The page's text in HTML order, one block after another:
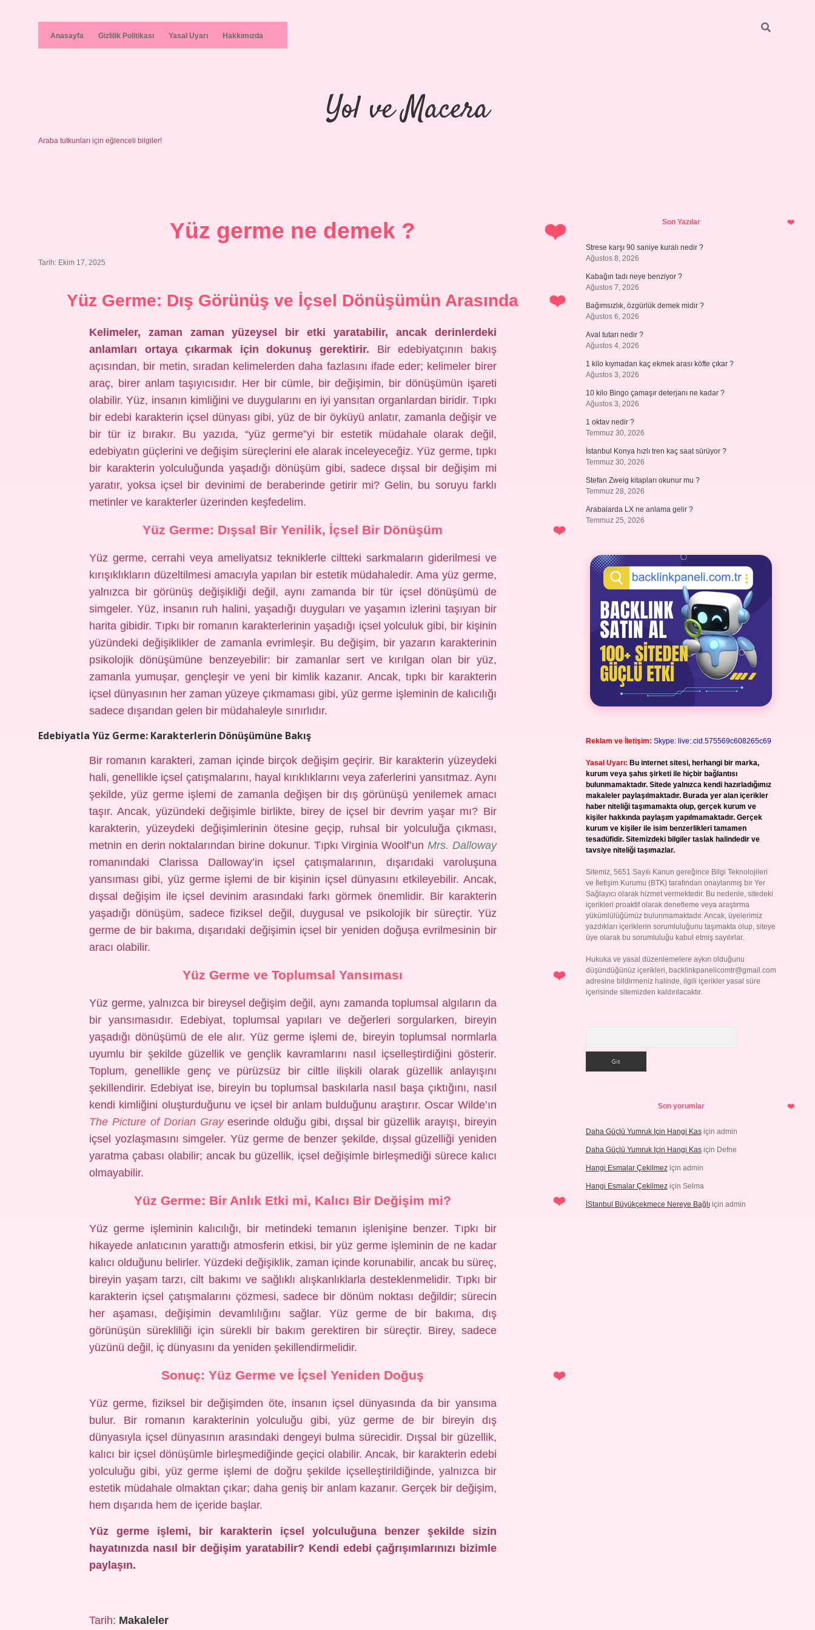
Anasayfa Gizlilik Politikası Yasal Uyarı Hakkımızda
Yol ve Macera
Araba tutkunları için eğlenceli bilgiler!
Yüz germe ne demek ?
Tarih: Ekim 17, 2025
Yüz Germe: Dış Görünüş ve İçsel Dönüşümün Arasında
Kelimeler, zaman zaman yüzeysel bir etki yaratabilir, ancak derinlerdeki
anlamları ortaya çıkarmak için dokunuş gerektirir. Bir edebiyatçının bakış
açısından, bir metin, sıradan kelimelerden daha fazlasını ifade eder; kelimeler birer
araç, birer anlam taşıyıcısıdır. Her bir cümle, bir değişimin, bir dönüşümün işareti
olabilir. Yüz, insanın kimliğini ve duygularını en iyi yansıtan organlardan biridir. Tıpkı
bir edebi karakterin içsel dünyası gibi, yüz de bir öyküyü anlatır, zamanla değişir ve
bir tür iz bırakır. Bu yazıda, “yüz germe”yi bir estetik müdahale olarak değil,
edebiyatın güçlerini ve değişim süreçlerini ele alarak inceleyeceğiz. Yüz germe, tıpkı
bir karakterin yolculuğunda yaşadığı dönüşüm gibi, sadece dışsal bir değişim mi
yaratır, yoksa içsel bir devinimi de beraberinde getirir mi? Gelin, bu soruyu farklı
metinler ve karakterler üzerinden keşfedelim.
Yüz Germe: Dışsal Bir Yenilik, İçsel Bir Dönüşüm
Yüz germe, cerrahi veya ameliyatsız tekniklerle ciltteki sarkmaların giderilmesi ve
kırışıklıkların düzeltilmesi amacıyla yapılan bir estetik müdahaledir. Ama yüz germe,
yalnızca bir görünüş değişikliği değil, aynı zamanda bir tür içsel dönüşümü de
simgeler. Yüz, insanın ruh halini, yaşadığı duyguları ve yaşamın izlerini taşıyan bir
harita gibidir. Tıpkı bir romanın karakterlerinin yaşadığı içsel yolculuk gibi, bir kişinin
yüzündeki değişiklikler de zamanla evrimleşir. Bu değişim, bir yazarın karakterinin
psikolojik dönüşümüne benzeyebilir: bir zamanlar sert ve kırılgan olan bir yüz,
zamanla yumuşar, gençleşir ve yeni bir kimlik kazanır. Ancak, tıpkı bir karakterin
içsel dünyasının her zaman yüzeye çıkmaması gibi, yüz germe işleminin de kalıcılığı
sadece dışarıdan gelen bir müdahaleyle sınırlıdır.
Edebiyatla Yüz Germe: Karakterlerin Dönüşümüne Bakış
Bir romanın karakteri, zaman içinde birçok değişim geçirir. Bir karakterin yüzeydeki
hali, genellikle içsel çatışmalarını, hayal kırıklıklarını veya zaferlerini yansıtmaz. Aynı
şekilde, yüz germe işlemi de zamanla değişen bir dış görünüşü yenilemek amacı
taşır. Ancak, yüzündeki değişimle birlikte, birey de içsel bir devrim yaşar mı? Bir
karakterin, yüzeydeki değişimlerinin ötesine geçip, ruhsal bir yolculuğa çıkması,
metnin en derin noktalarından birine dokunur. Tıpkı Virginia Woolf’un Mrs. Dalloway
romanındaki Clarissa Dalloway’in içsel çatışmalarının, dışarıdaki varoluşuna
yansıması gibi, yüz germe işlemi de bir kişinin içsel dünyasını etkileyebilir. Ancak,
dışsal değişim ile içsel devinim arasındaki farkı görmek önemlidir. Bir karakterin
yaşadığı dönüşüm, sadece fiziksel değil, duygusal ve psikolojik bir süreçtir. Yüz
germe de bir bakıma, dışarıdaki değişimin içsel bir yeniden doğuşa evrilmesinin bir
aracı olabilir.
Yüz Germe ve Toplumsal Yansıması
Yüz germe, yalnızca bir bireysel değişim değil, aynı zamanda toplumsal algıların da
bir yansımasıdır. Edebiyat, toplumsal yapıları ve değerleri sorgularken, bireyin
yaşadığı dönüşümü de ele alır. Yüz germe işlemi de, bireyin toplumsal normlarla
uyumlu bir şekilde güzellik ve gençlik kavramlarını nasıl içselleştirdiğini gösterir.
Toplum, genellikle genç ve pürüzsüz bir ciltle ilişkili olarak güzellik anlayışını
şekillendirir. Edebiyat ise, bireyin bu toplumsal baskılarla nasıl başa çıktığını, nasıl
kendi kimliğini oluşturduğunu ve içsel bir anlam bulduğunu araştırır. Oscar Wilde’ın
The Picture of Dorian Grayeserinde olduğu gibi, dışsal bir güzellik arayışı, bireyin
içsel yozlaşmasını simgeler. Yüz germe de benzer şekilde, dışsal güzelliği yeniden
yaratma çabası olabilir; ancak bu güzellik, içsel değişimle birleşmediği sürece kalıcı
olmayabilir.
Yüz Germe: Bir Anlık Etki mi, Kalıcı Bir Değişim mi?
Yüz germe işleminin kalıcılığı, bir metindeki temanın işlenişine benzer. Tıpkı bir
hikayede anlatıcının yarattığı atmosferin etkisi, bir yüz germe işleminin de ne kadar
kalıcı olduğunu belirler. Yüzdeki değişiklik, zaman içinde korunabilir, ancak bu süreç,
bireyin yaşam tarzı, cilt bakımı ve sağlıklı alışkanlıklarla desteklenmelidir. Tıpkı bir
karakterin içsel çatışmalarını çözmesi, sadece bir dönüm noktası değildir; sürecin
her aşaması, değişimin devamlılığını sağlar. Yüz germe de bir bakıma, dış
görünüşün sürekliliği için sürekli bir bakım gerektiren bir süreçtir. Birey, sadece
yüzünü değil, iç dünyasını da yeniden şekillendirmelidir.
Sonuç: Yüz Germe ve İçsel Yeniden Doğuş
Yüz germe, fiziksel bir değişimden öte, insanın içsel dünyasında da bir yansıma
bulur. Bir romanın karakterinin yolculuğu gibi, yüz germe de bir bireyin dış
dünyasıyla içsel dünyasının arasındaki dengeyi bulma sürecidir. Dışsal bir güzellik,
kalıcı bir içsel dönüşümle birleşmediğinde geçici olabilir. Ancak, bir karakterin edebi
yolculuğu gibi, yüz germe işlemi de doğru şekilde içselleştirildiğinde, yalnızca bir
estetik müdahale olmaktan çıkar; daha geniş bir anlam kazanır. Gerçek bir değişim,
hem dışarıda hem de içeride başlar.
Yüz germe işlemi, bir karakterin içsel yolculuğuna benzer şekilde sizin
hayatınızda nasıl bir değişim yaratabilir? Kendi edebi çağrışımlarınızı bizimle
paylaşın.
Tarih: Makaleler
SidebarSon Yazılar
Strese karşı 90 saniye kuralı nedir ?
Ağustos 8, 2026
Kabağın tadı neye benziyor ?
Ağustos 7, 2026
Bağımsızlık, özgürlük demek midir ?
Ağustos 6, 2026
Aval tutarı nedir ?
Ağustos 4, 2026
1 kilo kıymadan kaç ekmek arası köfte çıkar ?
Ağustos 3, 2026
10 kilo Bingo çamaşır deterjanı ne kadar ?
Ağustos 3, 2026
1 oktav nedir ?
Temmuz 30, 2026
İstanbul Konya hızlı tren kaç saat sürüyor ?
Temmuz 30, 2026
Stefan Zweig kitapları okunur mu ?
Temmuz 28, 2026
Arabalarda LX ne anlama gelir ?
Temmuz 25, 2026
Reklam ve İletişim: Skype: live:.cid.575569c608265c69
Yasal Uyarı: Bu internet sitesi, herhangi bir marka,
kurum veya şahıs şirketi ile hiçbir bağlantısı
bulunmamaktadır. Sitede yalnızca kendi hazırladığımız
makaleler paylaşılmaktadır. Burada yer alan içerikler
haber niteliği taşımamakta olup, gerçek kurum ve
kişiler hakkında paylaşım yapılmamaktadır. Gerçek
kurum ve kişiler ile isim benzerlikleri tamamen
tesadüfidir. Sitemizdeki bilgiler taslak halindedir ve
tavsiye niteliği taşımazlar.
Sitemiz, 5651 Sayılı Kanun gereğince Bilgi Teknolojileri
ve İletişim Kurumu (BTK) tarafından onaylanmış bir Yer
Sağlayıcı olarak hizmet vermektedir. Bu nedenle, sitedeki
içerikleri proaktif olarak denetleme veya araştırma
yükümlülüğümüz bulunmamaktadır. Ancak, üyelerimiz
yazdıkları içeriklerin sorumluluğunu taşımakta olup, siteye
üye olarak bu sorumluluğu kabul etmiş sayılırlar.
Hukuka ve yasal düzenlemelere aykırı olduğunu
düşündüğünüz içerikleri, backlinkpanelicomtr@gmail.com
adresine bildirmeniz halinde, ilgili içerikler yasal süre
içerisinde sitemizden kaldırılacaktır.
Son yorumlar
Daha Güçlü Yumruk Için Hangi Kasiçin admin
Daha Güçlü Yumruk Için Hangi Kasiçin Defne
Hangi Esmalar Çekilmeziçin admin
Hangi Esmalar Çekilmeziçin Selma
İStanbul Büyükçekmece Nereye Bağlıiçin admin